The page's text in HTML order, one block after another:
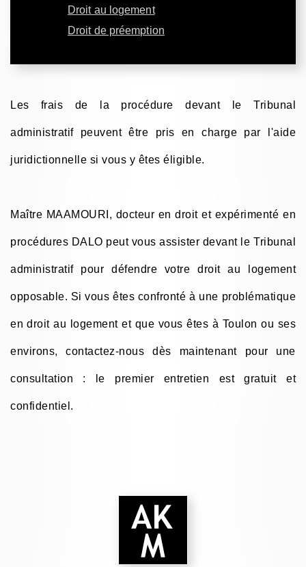
Droit au logement
Droit de préemption
Les frais de la procédure devant le Tribunal
administratif peuvent être pris en charge par l'aide
juridictionnelle si vous y êtes éligible.
Maître MAAMOURI, docteur en droit et expérimenté en
procédures DALO peut vous assister devant le Tribunal
administratif pour défendre votre droit au logement
opposable. Si vous êtes confronté à une problématique
en droit au logement et que vous êtes à Toulon ou ses
environs, contactez-nous dès maintenant pour une
consultation : le premier entretien est gratuit et
confidentiel.